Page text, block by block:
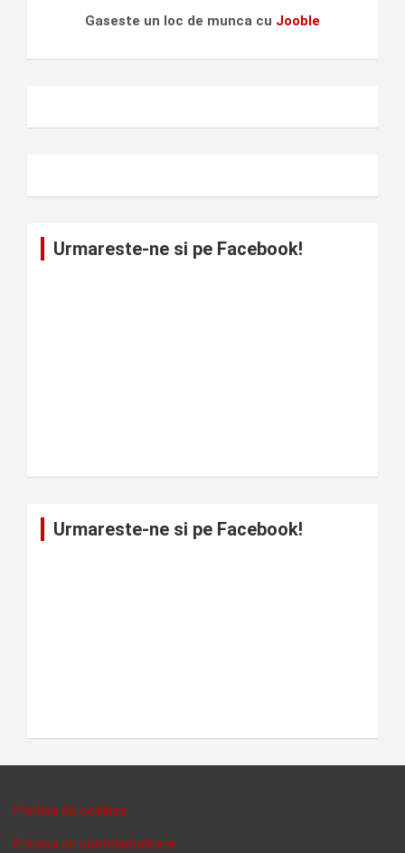
Gaseste un loc de munca cu Jooble
Urmareste-ne si pe Facebook!
Urmareste-ne si pe Facebook!
Politica de cookies
Politica de confidentalitate